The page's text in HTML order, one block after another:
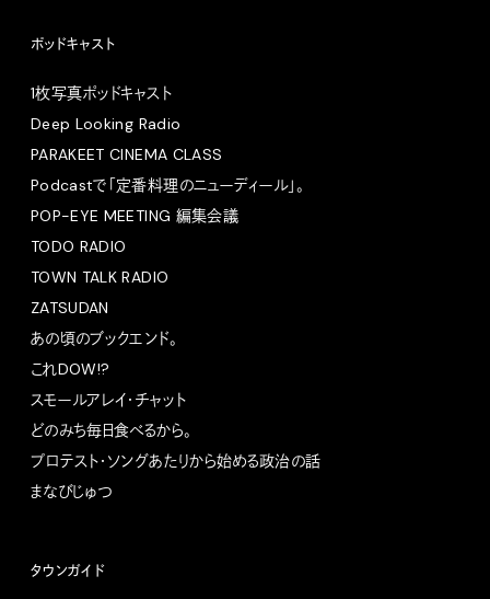
ポッドキャスト
1枚写真ポッドキャスト
Deep Looking Radio
PARAKEET CINEMA CLASS
Podcastで「定番料理のニューディール」。
POP-EYE MEETING 編集会議
TODO RADIO
TOWN TALK RADIO
ZATSUDAN
あの頃のブックエンド。
これDOW!?
スモールアレイ・チャット
どのみち毎日食べるから。
プロテスト・ソングあたりから始める政治の話
まなびじゅつ
タウンガイド